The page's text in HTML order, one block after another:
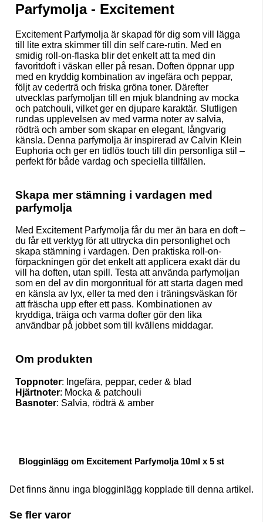
Parfymolja - Excitement
Excitement Parfymolja är skapad för dig som vill lägga
till lite extra skimmer till din self care-rutin. Med en
smidig roll-on-flaska blir det enkelt att ta med din
favoritdoft i väskan eller på resan. Doften öppnar upp
med en kryddig kombination av ingefära och peppar,
följt av cederträ och friska gröna toner. Därefter
utvecklas parfymoljan till en mjuk blandning av mocka
och patchouli, vilket ger en djupare karaktär. Slutligen
rundas upplevelsen av med varma noter av salvia,
rödträ och amber som skapar en elegant, långvarig
känsla. Denna parfymolja är inspirerad av Calvin Klein
Euphoria och ger en tidlös touch till din personliga stil –
perfekt för både vardag och speciella tillfällen.
Skapa mer stämning i vardagen med
parfymolja
Med Excitement Parfymolja får du mer än bara en doft –
du får ett verktyg för att uttrycka din personlighet och
skapa stämning i vardagen. Den praktiska roll-on-
förpackningen gör det enkelt att applicera exakt där du
vill ha doften, utan spill. Testa att använda parfymoljan
som en del av din morgonritual för att starta dagen med
en känsla av lyx, eller ta med den i träningsväskan för
att fräscha upp efter ett pass. Kombinationen av
kryddiga, träiga och varma dofter gör den lika
användbar på jobbet som till kvällens middagar.
Om produkten
Toppnoter: Ingefära, peppar, ceder & blad
Hjärtnoter: Mocka & patchouli
Basnoter: Salvia, rödträ & amber
Blogginlägg om Excitement Parfymolja 10ml x 5 st
Det finns ännu inga blogginlägg kopplade till denna artikel.
Se fler varor